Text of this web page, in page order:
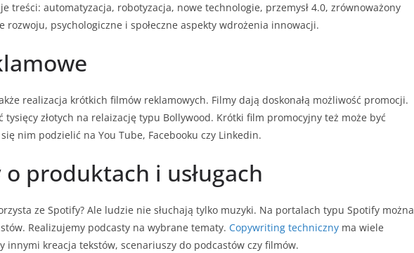
treści: automatyzacja, robotyzacja, nowe technologie, przemysł 4.0, zrównoważony
rozwoju, psychologiczne i społeczne aspekty wdrożenia innowacji.
realizacja krótkich filmów reklamowych. Filmy dają doskonałą możliwość promocji.
tysięcy złotych na relaizację typu Bollywood. Krótki film promocyjny też może być
nim podzielić na You Tube, Facebooku czy Linkedin.
o produktach i usługach
ze Spotify? Ale ludzie nie słuchają tylko muzyki. Na portalach typu Spotify można
Realizujemy podcasty na wybrane tematy. Copywriting techniczny ma wiele
innymi kreacja tekstów, scenariuszy do podcastów czy filmów.